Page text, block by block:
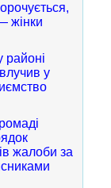
жінки
районі
у
жалоби за